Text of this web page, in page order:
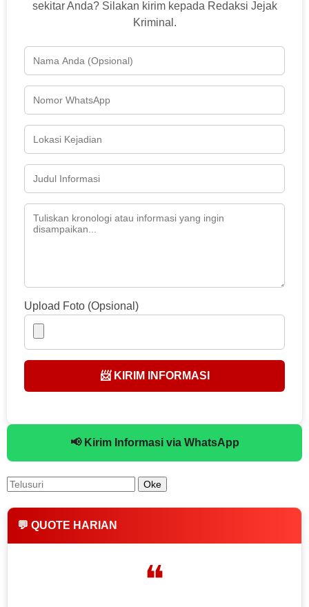
sekitar Anda? Silakan kirim kepada Redaksi Jejak
Kriminal.
Upload Foto (Opsional)
📨 KIRIM INFORMASI
📢 Kirim Informasi via WhatsApp
💬 QUOTE HARIAN
❝